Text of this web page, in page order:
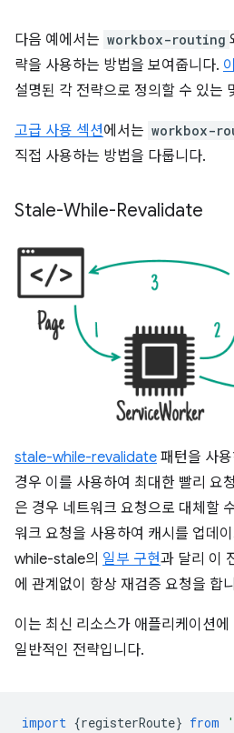
다음 예에서는 workbox-routing
략을 사용하는 방법을 보여줍니다.
설명된 각 전략으로 정의할 수 있는
고급 사용 섹션에서는 workbox-
직접 사용하는 방법을 다룹니다.
Stale-While-Revalidate
stale-while-revalidate 패턴을 사
경우 이를 사용하여 최대한 빨리 요
은 경우 네트워크 요청으로 대체할
워크 요청을 사용하여 캐시를 업데
while-stale의 일부 구현과 달리 이
에 관계없이 항상 재검증 요청을 합
이는 최신 리소스가 애플리케이션
일반적인 전략입니다.
import {registerRoute} from